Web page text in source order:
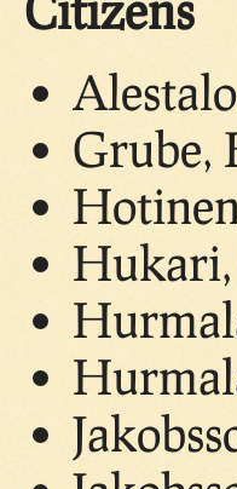
Grube,
Hukari,